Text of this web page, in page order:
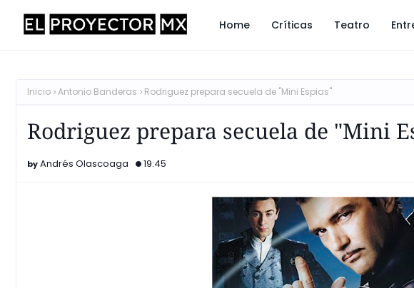
Home Críticas Teatro
Inicio Antonio Banderas Rodriguez prepara secuela de "Mini Espias"
Rodriguez prepara secuela de "Mini
Andrés Olascoaga 19:45